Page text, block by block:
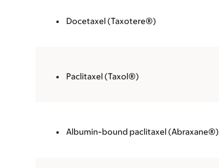
Docetaxel (Taxotere®)
Paclitaxel (Taxol®)
Albumin-bound paclitaxel (Abraxane®)